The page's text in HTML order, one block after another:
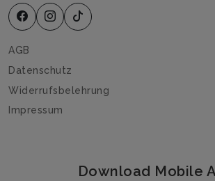
AGB
Datenschutz
Widerrufsbelehrung
Impressum
Download Mobile